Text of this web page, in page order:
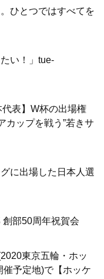
ひとつではすべてを
い！」tue-
代表】W杯の出場権
カップを戦う”若きサ
に出場した日本人選
部50周年祝賀会
東京五輪・ホッ
催予定地)で【ホッケ